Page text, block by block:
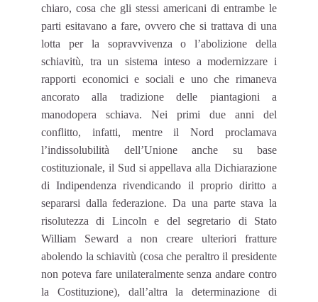
chiaro, cosa che gli stessi americani di entrambe le
parti esitavano a fare, ovvero che si trattava di una
lotta per la sopravvivenza o l’abolizione della
schiavitù, tra un sistema inteso a modernizzare i
rapporti economici e sociali e uno che rimaneva
ancorato alla tradizione delle piantagioni a
manodopera schiava. Nei primi due anni del
conflitto, infatti, mentre il Nord proclamava
l’indissolubilità dell’Unione anche su base
costituzionale, il Sud si appellava alla Dichiarazione
di Indipendenza rivendicando il proprio diritto a
separarsi dalla federazione. Da una parte stava la
risolutezza di Lincoln e del segretario di Stato
William Seward a non creare ulteriori fratture
abolendo la schiavitù (cosa che peraltro il presidente
non poteva fare unilateralmente senza andare contro
la Costituzione), dall’altra la determinazione di